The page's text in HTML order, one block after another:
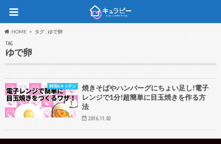
HOME タグ : ゆで卵
TAG
ゆで卵
料理&キッチン
焼きそばやハンバーグにちょい足し!電子
レンジで1分!超簡単に目玉焼きを作る方
法
2016.11.02